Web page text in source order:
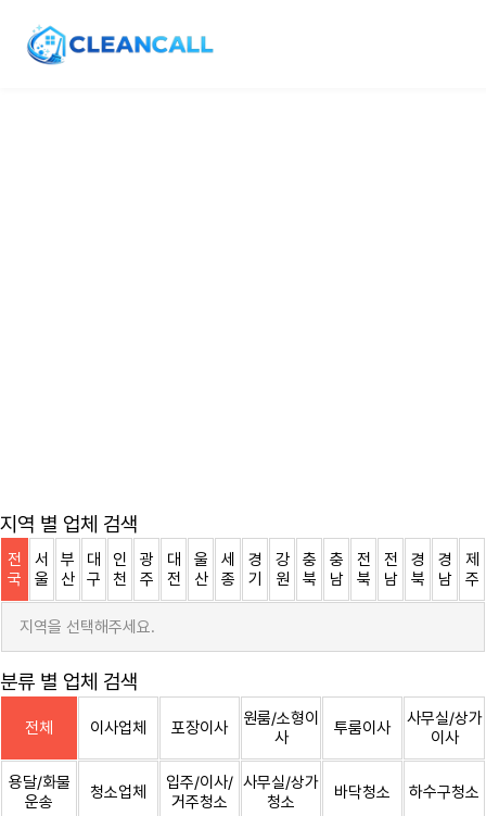
지역 별 업체 검색
전
국
서
울
부
산
대
구
인
천
광
주
대
전
울
산
세
종
경
기
강
원
충
북
충
남
전
북
전
남
경
북
경
남
제
주
지역을 선택해주세요.
분류 별 업체 검색
전체 이사업체 포장이사
원룸/소형이
사
투룸이사
사무실/상가
이사
용달/화물
운송
청소업체
입주/이사/
거주청소
사무실/상가
청소
바닥청소 하수구청소